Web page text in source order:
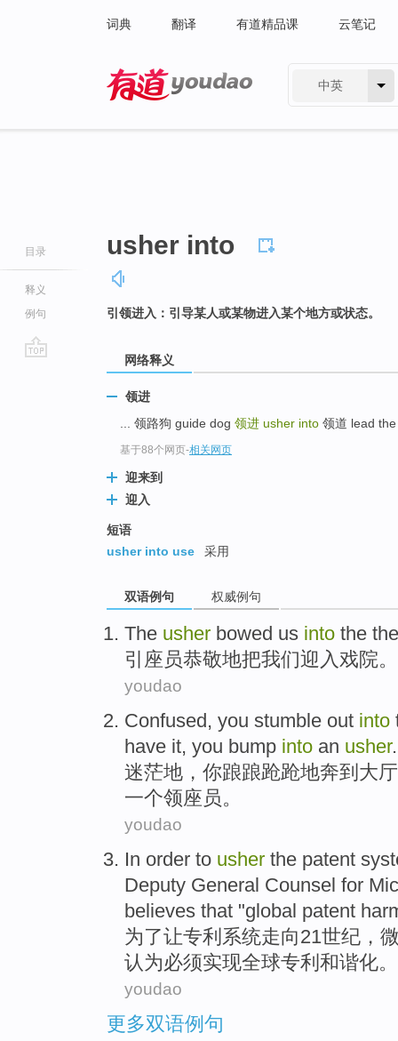
词典 翻译 有道精品课 云笔记
中英
目录
释义
例句
usher into
引领进入：引导某人或某物进入某个地方或状态。
网络释义
领进
... 领路狗 guide dog 领进 usher into 领道 lead
基于88个网页-相关网页
迎来到
迎入
短语
usher into use
采用
双语例句 权威例句
The usher bowed us into the
引座员恭敬地把我们迎 入戏院。
youdao
Confused, you stumble out into
have it, you bump into an usher.
迷茫地 ， 你踉踉跄跄地奔到 大厅
一个领座员。
youdao
In order to usher the patent
Deputy General Counsel for
believes that "global patent
为了让专利 系统走向21世纪 ，
认为必须实现全球专利和谐化。
youdao
更多双语例句